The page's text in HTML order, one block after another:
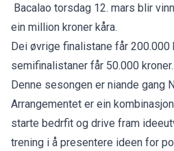
Bacalao torsdag 12. mars blir
ein million kroner kåra.
Dei øvrige finalistane får 200.000
semifinalistaner får 50.000 kroner.
Denne sesongen er niande gang
Arrangementet er ein
starte bedrfit og drive fram
trening i å presentere ideen for